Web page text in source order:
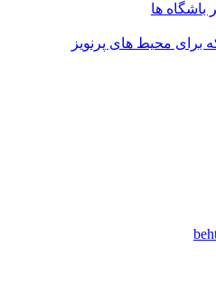
باشگاه ها
برای محیط های پرنویز